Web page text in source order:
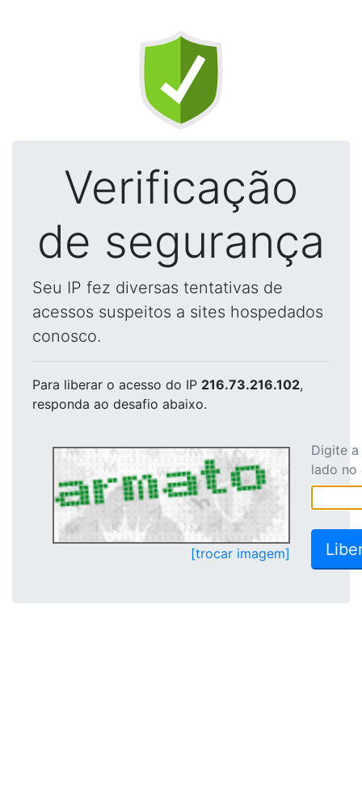
Verificação
de segurança
Seu IP fez diversas tentativas de
acessos suspeitos a sites hospedados
conosco.
Para liberar o acesso do IP 216.73.216.102,
responda ao desafio abaixo.
[trocar imagem]
Digite
lado no